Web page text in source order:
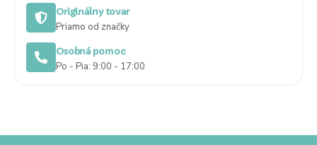
Originálny tovar
Priamo od značky
Osobná pomoc
Po - Pia: 9:00 - 17:00